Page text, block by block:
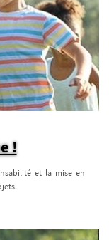
!
et la mise en